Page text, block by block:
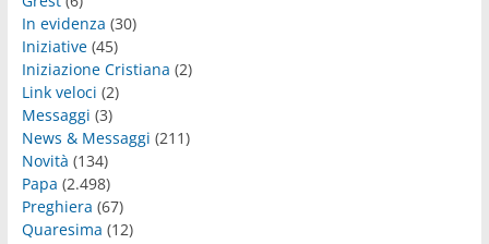
In evidenza (30)
Iniziative(45)
Iniziazione Cristiana (2)
Link veloci (2)
Messaggi (3)
News & Messaggi (211)
Novità (134)
Papa (2.498)
Preghiera (67)
Quaresima (12)